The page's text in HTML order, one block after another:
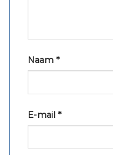
Naam *
E-mail *